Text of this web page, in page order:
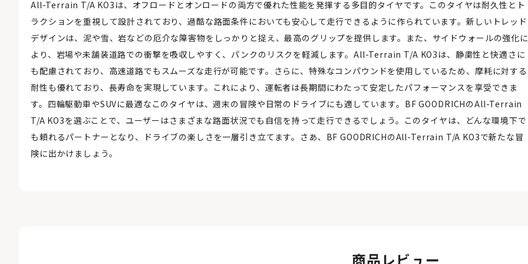
All-Terrain T/A KO3は、オフロードとオンロードの両方で優れた性能を発揮する多目的タイヤです。このタイヤは耐久性とト
ラクションを重視して設計されており、過酷な路面条件においても安心して走行できるように作られています。新しいトレッド
デザインは、泥や雪、岩などの厄介な障害物をしっかりと捉え、最高のグリップを提供します。また、サイドウォールの強化に
より、岩場や未舗装道路での衝撃を吸収しやすく、パンクのリスクを軽減します。All-Terrain T/A KO3は、静粛性と快適さに
も配慮されており、高速道路でもスムーズな走行が可能です。さらに、特殊なコンパウンドを使用しているため、摩耗に対する
耐性も優れており、長寿命を実現しています。これにより、運転者は長期間にわたって安定したパフォーマンスを享受できま
す。四輪駆動車やSUVに最適なこのタイヤは、週末の冒険や日常のドライブにも適しています。BF GOODRICHのAll-Terrain
T/A KO3を選ぶことで、ユーザーはさまざまな路面状況でも自信を持って走行できるでしょう。このタイヤは、どんな環境下で
も頼れるパートナーとなり、ドライブの楽しさを一層引き立てます。さあ、BF GOODRICHのAll-Terrain T/A KO3で新たな冒
険に出かけましょう。
商品レビュー